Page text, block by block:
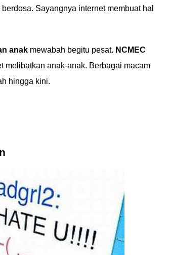
Sayangnya internet membuat hal
anak mewabah begitu pesat. NCMEC
melibatkan anak-anak. Berbagai macam
hingga kini.